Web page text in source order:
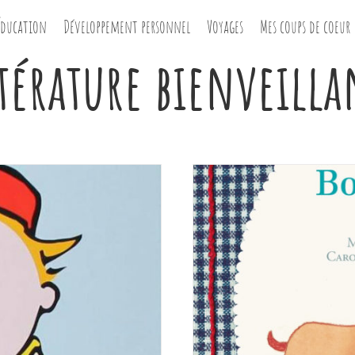
Développement personnel Voyages Mes coups de coeur